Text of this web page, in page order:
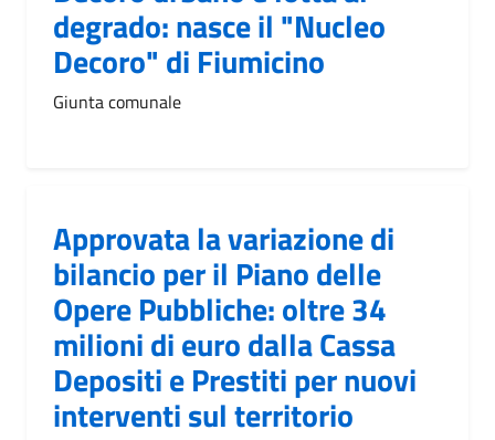
degrado: nasce il "Nucleo
Decoro" di Fiumicino
Giunta comunale
Approvata la variazione di
bilancio per il Piano delle
Opere Pubbliche: oltre 34
milioni di euro dalla Cassa
Depositi e Prestiti per nuovi
interventi sul territorio